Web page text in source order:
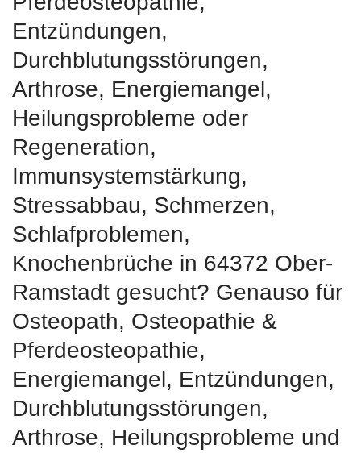
Entzündungen,
Durchblutungsstörungen,
Arthrose, Energiemangel,
Heilungsprobleme oder
Regeneration,
Immunsystemstärkung,
Stressabbau, Schmerzen,
Schlafproblemen,
Knochenbrüche in 64372 Ober-
Ramstadt gesucht? Genauso für
Osteopath, Osteopathie &
Pferdeosteopathie,
Energiemangel, Entzündungen,
Durchblutungsstörungen,
Arthrose, Heilungsprobleme und